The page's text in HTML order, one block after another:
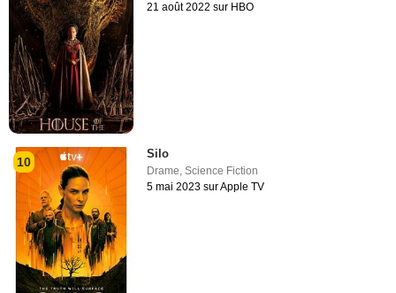
21 août 2022 sur HBO
10
Silo
Drame,Science Fiction
5 mai 2023 sur Apple TV